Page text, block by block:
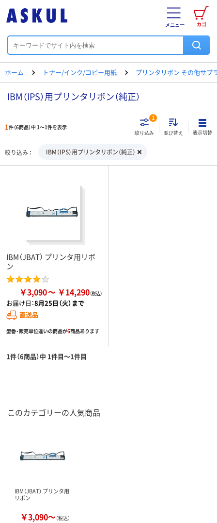
カゴ
メニュー
ホーム トナー/インク/コピー用紙 プリンタリボン その他サプ
IBM（IPS）用プリンタリボン（純正）
1件（6商品）中 1～1件を表示
絞り込み
1
並び替え 表示切替
絞り込み IBM（IPS）用プリンタリボン（純正）
IBM（JBAT） プリンタ用リボ
ン
￥3,090 ￥14,290
お届け日：8月25日（火）まで
直送品
型番・販売単位違いの商品が6商品あります
1件（6商品）中 1件目～1件目
このカテゴリーの人気商品
IBM（JBAT） プリンタ用
リボン
￥3,090～（税込）